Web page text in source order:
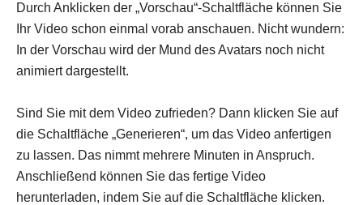
Durch Anklicken der „Vorschau“-Schaltfläche können Sie
Ihr Video schon einmal vorab anschauen. Nicht wundern:
In der Vorschau wird der Mund des Avatars noch nicht
animiert dargestellt.
Sind Sie mit dem Video zufrieden? Dann klicken Sie auf
die Schaltfläche „Generieren“, um das Video anfertigen
zu lassen. Das nimmt mehrere Minuten in Anspruch.
Anschließend können Sie das fertige Video
herunterladen, indem Sie auf die Schaltfläche klicken.